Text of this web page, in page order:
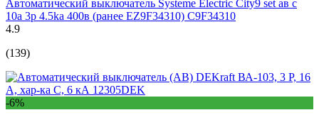
Автоматический выключатель Systeme Electric City9 set ав с
10а 3p 4.5ka 400в (ранее EZ9F34310) C9F34310
4.9
(139)
-6%